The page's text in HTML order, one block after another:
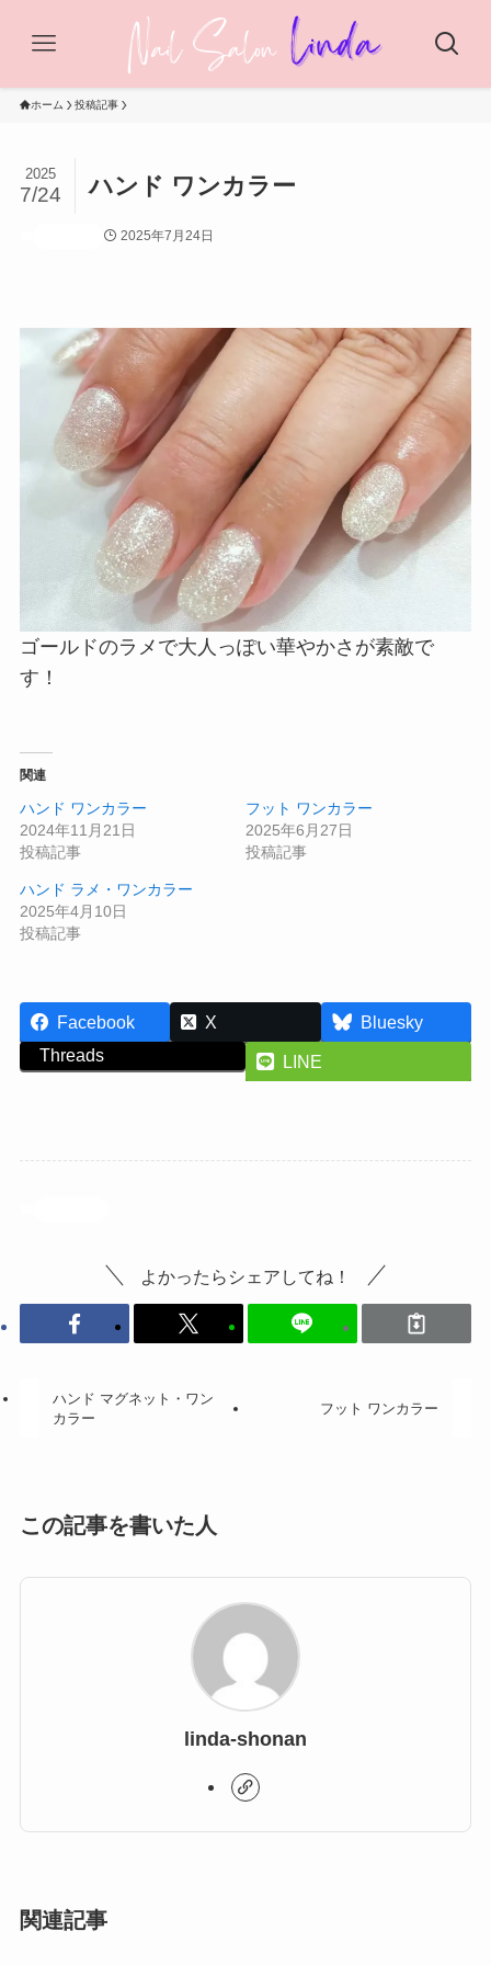
ホーム 投稿記事
ハンド ワンカラー
2025
7/24
2025年7月24日
ゴールドのラメで大人っぽい華やかさが素敵で
す！
関連
ハンド ワンカラー
2024年11月21日
投稿記事
フット ワンカラー
2025年6月27日
投稿記事
ハンド ラメ・ワンカラー
2025年4月10日
投稿記事
Facebook X
Bluesky
Threads
LINE
よかったらシェアしてね！
ハンド マグネット・ワン
カラー
フット ワンカラー
この記事を書いた人
linda-shonan
関連記事